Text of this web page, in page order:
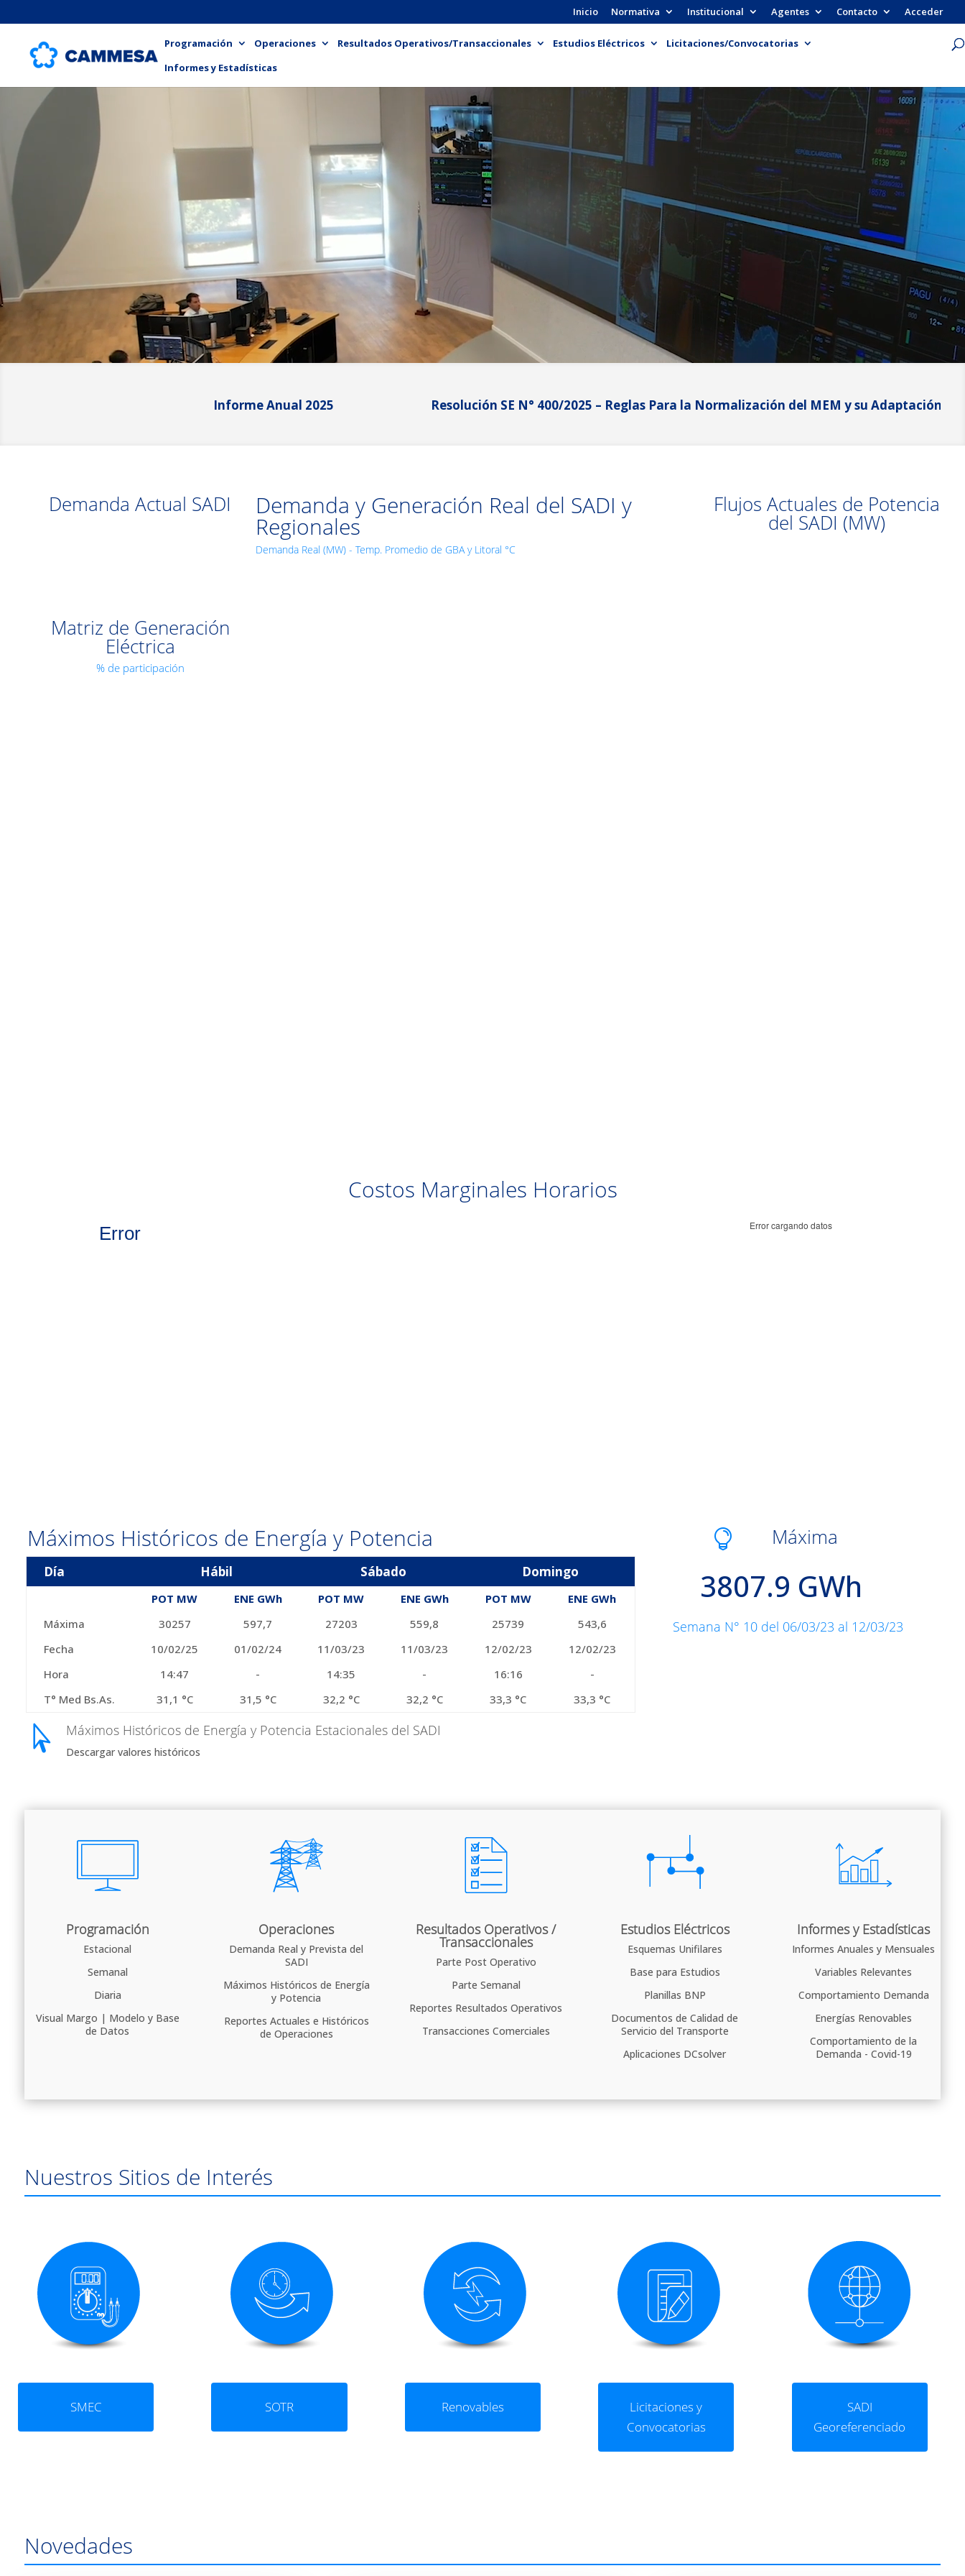
Inicio Normativa Institucional Agentes Contacto Acceder
Programación Operaciones Resultados Operativos/Transaccionales Estudios Eléctricos
Licitaciones/Convocatorias
Informes y Estadísticas
Reproductor
de
Informe Anual 2025 Resolución SE N° 400/2025 – Reglas Para la Normalización del MEM y su Adaptación Progresiva
Demanda Actual SADI
Matriz de Generación
Eléctrica
% de participación
Demanda y Generación Real del SADI y
Regionales
Demanda Real (MW) - Temp. Promedio de GBA y Litoral °C
Flujos Actuales de Potencia
del SADI (MW)
Error
Costos Marginales Horarios
Error cargando datos
Máximos Históricos de Energía y Potencia
Día Hábil Sábado Domingo
POT MW ENE GWh POT MW ENE GWh POT MW
ENE GWh
Máxima
30257 597,7 27203 559,8 25739
543,6
Fecha
10/02/25 01/02/24 11/03/23 11/03/23 12/02/23
12/02/23
Hora
14:47 - 14:35 - 16:16
-
T° Med Bs.As.
31,1 °C 31,5 °C 32,2 °C 32,2 °C 33,3 °C 33,3 °C
 Máximos Históricos de Energía y Potencia Estacionales del SADI
Descargar valores históricos
 Máxima
3807.9 GWh
Semana N° 10 del 06/03/23 al 12/03/23
Programación
Estacional
Semanal
Diaria
Visual Margo | Modelo y Base
de Datos
Operaciones
Demanda Real y Prevista del
SADI
Máximos Históricos de Energía
y Potencia
Reportes Actuales e Históricos
de Operaciones
Resultados Operativos /
Transaccionales
Parte Post Operativo
Parte Semanal
Reportes Resultados Operativos
Transacciones Comerciales
Estudios Eléctricos
Esquemas Unifilares
Base para Estudios
Planillas BNP
Documentos de Calidad de
Servicio del Transporte
Aplicaciones DCsolver
Informes y Estadísticas
Informes Anuales y Mensuales
Variables Relevantes
Comportamiento Demanda
Energías Renovables
Comportamiento de la
Demanda - Covid-19
Nuestros Sitios de Interés
SMEC SOTR Renovables
Licitaciones y
Convocatorias
SADI
Georeferenciado
Novedades